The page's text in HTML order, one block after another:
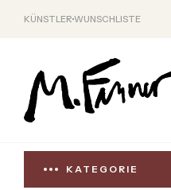
KÜNSTLER WUNSCHLISTE
KATEGORIE